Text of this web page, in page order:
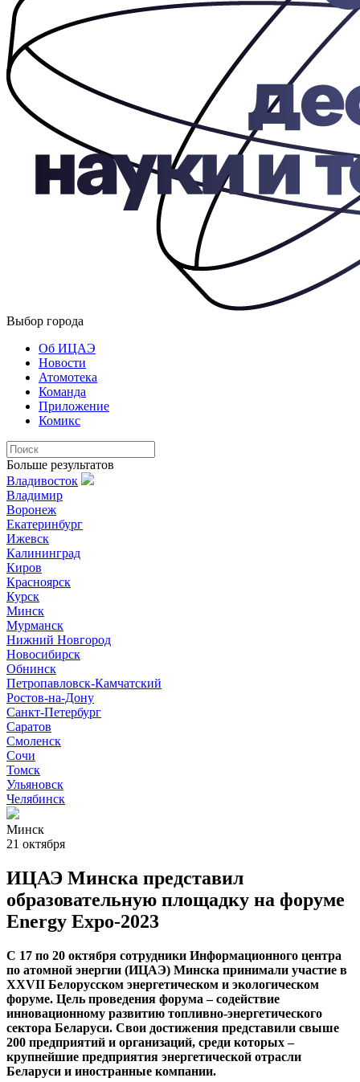
Выбор города
Об ИЦАЭ
Новости
Атомотека
Команда
Приложение
Комикс
Больше результатов
Владивосток
Владимир
Воронеж
Екатеринбург
Ижевск
Калининград
Киров
Красноярск
Курск
Минск
Мурманск
Нижний Новгород
Новосибирск
Обнинск
Петропавловск-Камчатский
Ростов-на-Дону
Санкт-Петербург
Саратов
Смоленск
Сочи
Томск
Ульяновск
Челябинск
Минск
21 октября
ИЦАЭ Минска представил
образовательную площадку на форуме
Energy Expo-2023
С 17 по 20 октября сотрудники Информационного центра
по атомной энергии (ИЦАЭ) Минска принимали участие в
XXVII Белорусском энергетическом и экологическом
форуме. Цель проведения форума – содействие
инновационному развитию топливно-энергетического
сектора Беларуси. Свои достижения представили свыше
200 предприятий и организаций, среди которых –
крупнейшие предприятия энергетической отрасли
Беларуси и иностранные компании.